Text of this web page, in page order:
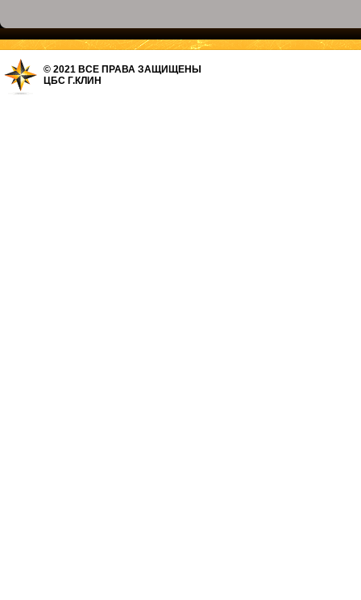
© 2021 ВСЕ ПРАВА ЗАЩИЩЕНЫ
ЦБС Г.КЛИН